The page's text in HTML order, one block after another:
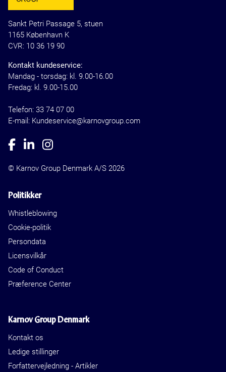
Sankt Petri Passage 5, stuen
1165 København K
CVR: 10 36 19 90
Kontakt kundeservice:
Mandag - torsdag: kl. 9.00-16.00
Fredag: kl. 9.00-15.00
Telefon: 33 74 07 00
E-mail: Kundeservice@karnovgroup.com
© Karnov Group Denmark A/S 2026
Politikker
Whistleblowing
Cookie-politik
Persondata
Licensvilkår
Code of Conduct
Præference Center
Karnov Group Denmark
Kontakt os
Ledige stillinger
Forfattervejledning - Artikler